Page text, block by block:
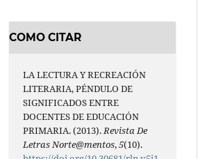
COMO CITAR
LA LECTURA Y RECREACIÓN
LITERARIA, PÉNDULO DE
SIGNIFICADOS ENTRE
DOCENTES DE EDUCACIÓN
PRIMARIA. (2013). Revista De
Letras Norte@mentos,5(10).